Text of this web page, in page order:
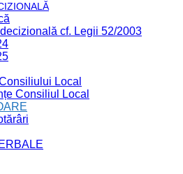
cf. Legii 52/2003
Local
Consiliul Local